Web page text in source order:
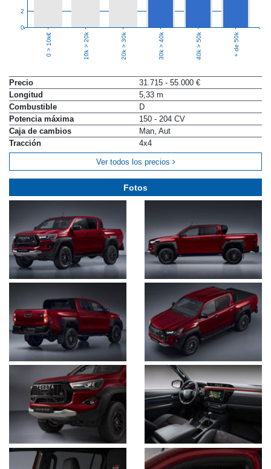
0
2
0 > 10k€ 10k > 20k 20k > 30k 30k > 40k 40k > 50k + de 50k
Precio
31.715 - 55.000 €
Longitud
5,33 m
Combustible
D
Potencia máxima
150 - 204 CV
Caja de cambios
Man, Aut
Tracción
4x4
Ver todos los precios
Fotos